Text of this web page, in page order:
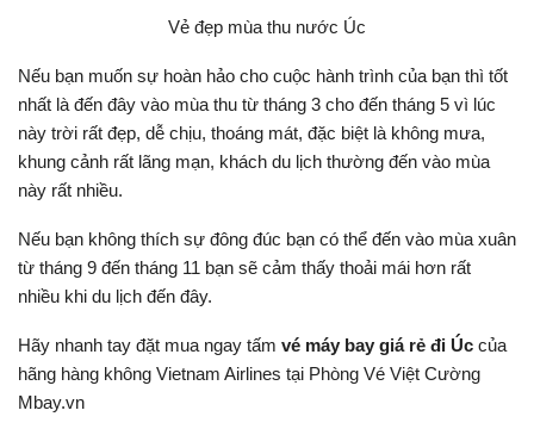
Vẻ đẹp mùa thu nước Úc
Nếu bạn muốn sự hoàn hảo cho cuộc hành trình của bạn thì tốt
nhất là đến đây vào mùa thu từ tháng 3 cho đến tháng 5 vì lúc
này trời rất đẹp, dễ chịu, thoáng mát, đặc biệt là không mưa,
khung cảnh rất lãng mạn, khách du lịch thường đến vào mùa
này rất nhiều.
Nếu bạn không thích sự đông đúc bạn có thể đến vào mùa xuân
từ tháng 9 đến tháng 11 bạn sẽ cảm thấy thoải mái hơn rất
nhiều khi du lịch đến đây.
Hãy nhanh tay đặt mua ngay tấm vé máy bay giá rẻ đi Úc của
hãng hàng không Vietnam Airlines tại Phòng Vé Việt Cường
Mbay.vn